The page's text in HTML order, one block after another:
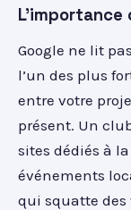
L'importance
Google ne lit
l’un des plus
entre votre
présent. Un
sites dédiés à
événements
qui squatte